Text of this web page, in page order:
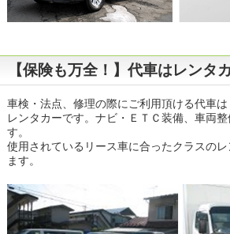
【保険も万全！】代車はレンタ
車検・法点、修理の際にご利用頂ける代車
レンタカーです。ナビ・ＥＴＣ装備、車両
す。
使用されているリース車に合ったクラスの
ます。